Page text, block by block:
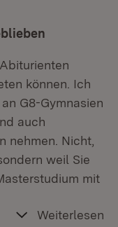
können. Ich
G8-Gymnasien
auch
nehmen. Nicht,
weil Sie
mit
Weiterlesen